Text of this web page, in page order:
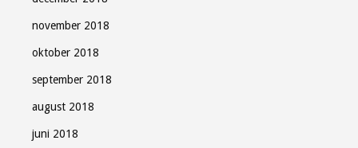
november 2018
oktober 2018
september 2018
august 2018
juni 2018